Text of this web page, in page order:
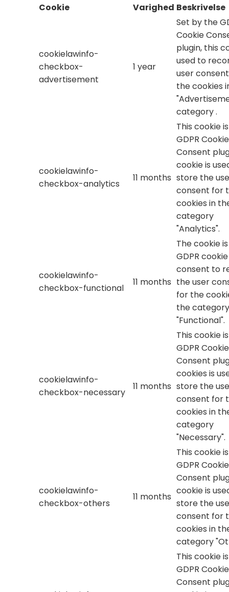
Cookie
Varighed Beskrivelse
cookielawinfo-
checkbox-
advertisement
1 year
Set by the
Cookie
plugin, this
used to
user
the cookies
category .
cookielawinfo-
checkbox-analytics
11 months
This cookie
GDPR Cookie
Consent
cookie is
store the
consent for
cookies in
category
"Analytics".
cookielawinfo-
checkbox-functional
11 months
The cookie
GDPR cookie
consent to
the user
for the
the category
"Functional".
cookielawinfo-
checkbox-necessary
11 months
This cookie
GDPR Cookie
Consent
cookies is
store the
consent for
cookies in
category
"Necessary".
cookielawinfo-
checkbox-others
11 months
This cookie
GDPR Cookie
Consent
cookie is
store the
consent for
cookies in
category
This cookie
GDPR Cookie
Consent